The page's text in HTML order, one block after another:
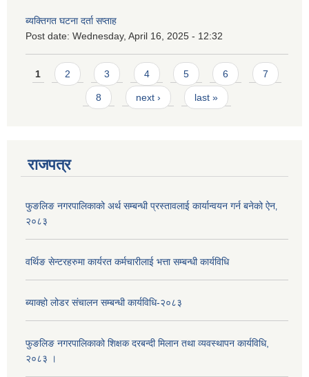
ब्यक्तिगत घटना दर्ता सप्ताह
Post date: Wednesday, April 16, 2025 - 12:32
Pages
1 2 3 4 5 6 7
8 next › last »
राजपत्र
फुङलिङ नगरपालिकाको अर्थ सम्बन्धी प्रस्तावलाई कार्यान्वयन गर्न बनेको ऐन‚
२०८३
वर्थिङ सेन्टरहरुमा कार्यरत कर्मचारीलाई भत्ता सम्बन्धी कार्यविधि
ब्याक्हो लोडर संचालन सम्बन्धी कार्यविधि-२०८३
फुङलिङ नगरपालिकाको शिक्षक दरबन्दी मिलान तथा व्यवस्थापन कार्यविधि,
२०८३ ।